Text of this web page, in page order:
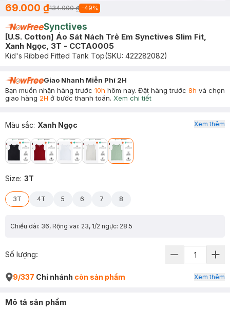
69.000 ₫134.000 ₫ -49%
Synctives
[U.S. Cotton] Áo Sát Nách Trẻ Em Synctives Slim Fit,
Xanh Ngọc, 3T - CCTA0005
Kid's Ribbed Fitted Tank Top(SKU: 422282082)
Giao Nhanh Miễn Phí 2H
Bạn muốn nhận hàng trước 10h hôm nay. Đặt hàng trước 8h và chọn
giao hàng 2H ở bước thanh toán. Xem chi tiết
Màu sắc: Xanh Ngọc
Size: 3T
3T 4T 5 6 7 8
Chiều dài: 36, Rộng vai: 23, 1/2 ngực: 28.5
Xem thêm
Số lượng:
9/337 Chi nhánh còn sản phẩm Xem thêm
Mô tả sản phẩm